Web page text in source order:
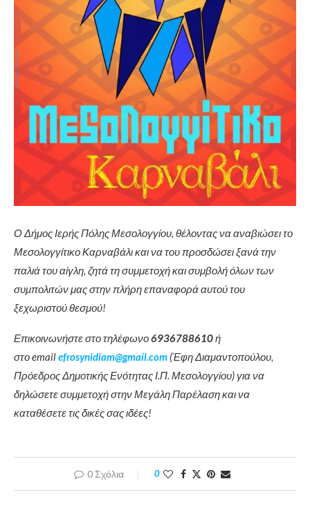
Ο Δήμος Ιερής Πόλης Μεσολογγίου, θέλοντας να αναβιώσει το
Μεσολογγίτικο Καρναβάλι και να του προσδώσει ξανά την
παλιά του αίγλη, ζητά τη συμμετοχή και συμβολή όλων των
συμπολιτών μας στην πλήρη επαναφορά αυτού του
ξεχωριστού θεσμού!
Επικοινωνήστε στο τηλέφωνο6936788610ή
στο emailefrosynidiam@gmail.com (Έφη Διαμαντοπούλου,
Πρόεδρος Δημοτικής Ενότητας Ι.Π. Μεσολογγίου) για να
δηλώσετε συμμετοχή στην Μεγάλη Παρέλαση και να
καταθέσετε τις δικές σας ιδέες!
0 Σχόλια 0